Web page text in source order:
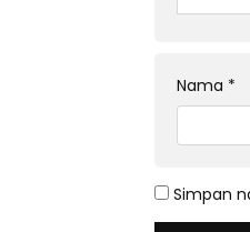
Nama *
Simpan